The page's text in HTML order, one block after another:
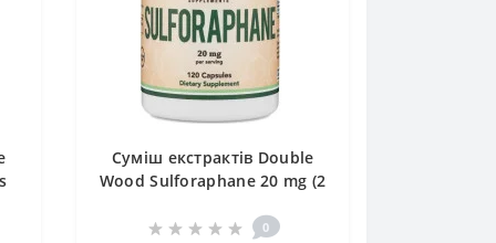
Суміш екстрактів Double
Wood Sulforaphane 20 mg (2
0